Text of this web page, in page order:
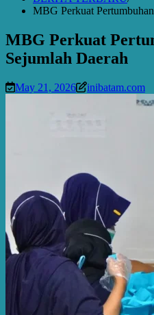
MBG Perkuat
MBG Perkuat
Sejumlah Daerah
May 21, 2026 inibatam.com